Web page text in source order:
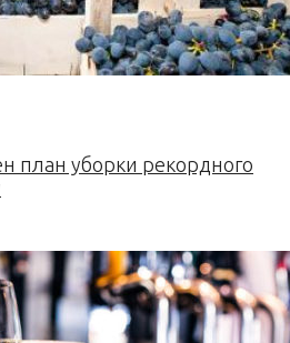
план уборки рекордного